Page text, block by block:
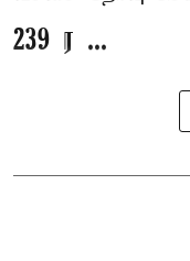
239 ர ...